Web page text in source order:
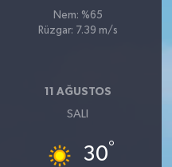
Nem: %65
Rüzgar: 7.39 m/s
11 AĞUSTOS
SALI
30°